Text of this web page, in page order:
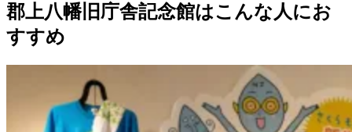
郡上八幡旧庁舎記念館はこんな人にお
すすめ